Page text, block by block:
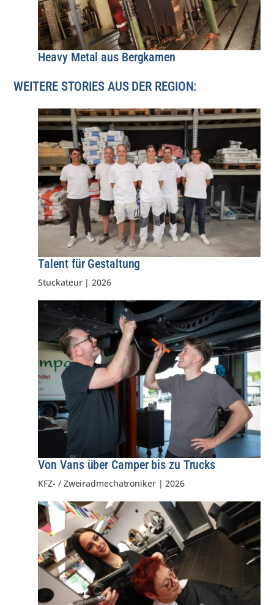
Heavy Metal aus Bergkamen
WEITERE STORIES AUS DER REGION:
Talent für Gestaltung
Stuckateur|2026
Von Vans über Camper bis zu Trucks
KFZ- / Zweiradmechatroniker|2026